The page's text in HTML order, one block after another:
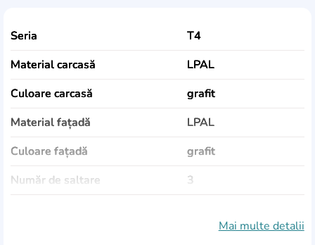
Seria
Т4
Material carcasă
LPAL
Culoare carcasă
grafit
Material fațadă
LPAL
Culoare fațadă
grafit
Număr de saltare
3
Mai multe detalii